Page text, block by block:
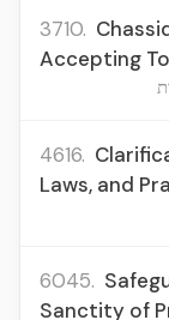
3710.
Accepting
4616.
Laws, and
6045.
Sanctity of